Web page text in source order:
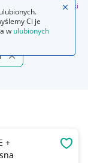
Latarki
latarka led
+
Ci je
w ulubionych